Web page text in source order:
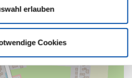
erlauben
Cookies